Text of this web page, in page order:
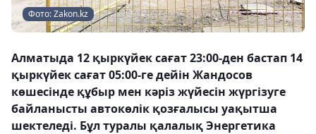
Фото: Zakon.kz
Алматыда 12 қыркүйек сағат 23:00-ден бастап 14
қыркүйек сағат 05:00-ге дейін Жандосов
көшесінде құбыр мен кәріз жүйесін жүргізуге
байланысты автокөлік қозғалысы уақытша
шектеледі. Бұл туралы қалалық Энергетика